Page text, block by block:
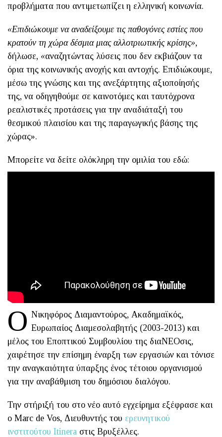
προβλήματα που αντιμετωπίζει η ελληνική κοινωνία.
«Επιδιώκουμε να αναδείξουμε τις παθογόνες εστίες που
κρατούν τη χώρα δέσμια μιας αλλοτριωτικής κρίσης»,
δήλωσε, «αναζητώντας λύσεις που δεν εκβιάζουν τα
όρια της κοινωνικής ανοχής και αντοχής. Επιδιώκουμε,
μέσω της γνώσης και της ανεξάρτητης αξιοποίησής
της, να οδηγηθούμε σε καινοτόμες και ταυτόχρονα
ρεαλιστικές προτάσεις για την αναδιάταξή του
θεσμικού πλαισίου και της παραγωγικής βάσης της
χώρας».
Μπορείτε να δείτε ολόκληρη την ομιλία του εδώ:
Ο Νικηφόρος Διαμαντούρος, Ακαδημαϊκός,
Ευρωπαίος Διαμεσολαβητής (2003-2013) και
μέλος του Εποπτικού Συμβουλίου της διαΝΕΟσις,
χαιρέτησε την επίσημη έναρξη των εργασιών και τόνισε
την αναγκαιότητα ύπαρξης ένος τέτοιου οργανισμού
για την αναβάθμιση του δημόσιου διαλόγου.
Την στήριξή του στο νέο αυτό εγχείρημα εξέφρασε και
ο Marc de Vos, Διευθυντής του ερευνητικού
ινστιτούτου Itinera στις Βρυξέλλες.